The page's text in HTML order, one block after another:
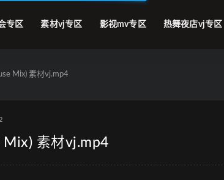
专区 素材vj专区 影视mv专区 热舞夜店vj专区
Mix) 素材vj.mp4
Mix) 素材vj.mp4